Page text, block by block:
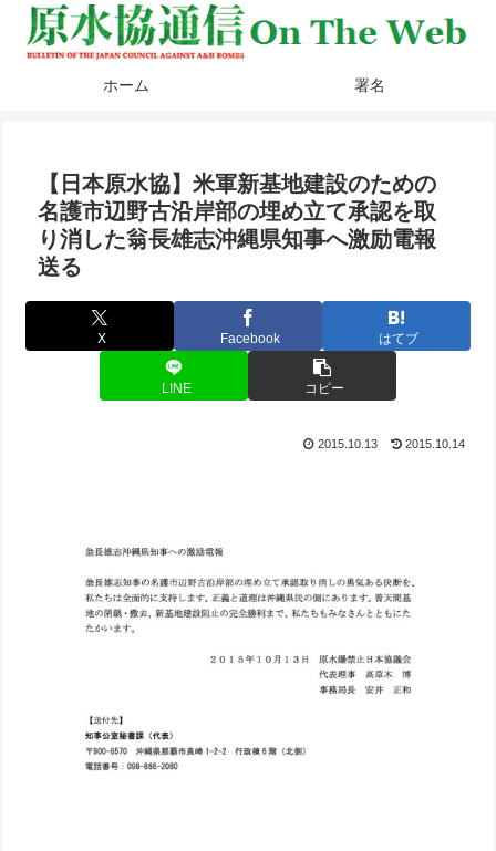
ホーム 署名
【日本原水協】米軍新基地建設のための
名護市辺野古沿岸部の埋め立て承認を取
り消した翁長雄志沖縄県知事へ激励電報
送る
X Facebook はてブ
LINE コピー
2015.10.13 2015.10.14